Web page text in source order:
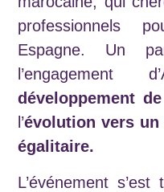
professionnels
Espagne. Un
l’engagement
développement
l’évolution vers
égalitaire.
L’événement